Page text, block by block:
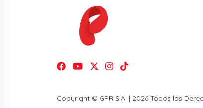
Copyright © GPR S.A. | 2026 Todos los